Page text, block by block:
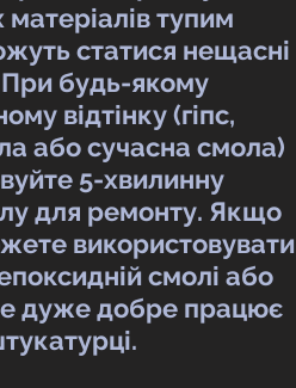
тупим
статися нещасні
будь-якому
відтінку (гіпс,
або сучасна смола)
5-хвилинну
для ремонту. Якщо
використовувати
смолі або
дуже добре працює